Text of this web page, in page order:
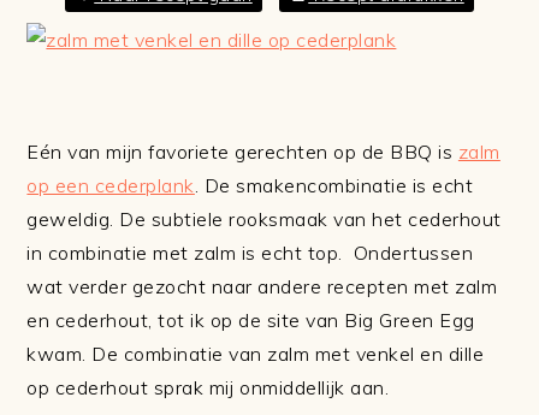
Eén van mijn favoriete gerechten op de BBQ is zalm
op een cederplank. De smakencombinatie is echt
geweldig. De subtiele rooksmaak van het cederhout
in combinatie met zalm is echt top. Ondertussen
wat verder gezocht naar andere recepten met zalm
en cederhout, tot ik op de site van Big Green Egg
kwam. De combinatie van zalm met venkel en dille
op cederhout sprak mij onmiddellijk aan.